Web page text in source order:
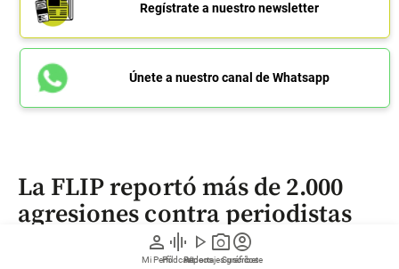
person
Mi Perfil
graphic_eq
Pódcast
play_arrow
Videos
photo_camera
Reportajes gráficos
account_circle
Suscríbete
Regístrate a nuestro newsletter
Únete a nuestro canal de Whatsapp
La FLIP reportó más de 2.000
agresiones contra periodistas
durante el gobierno de Gustavo